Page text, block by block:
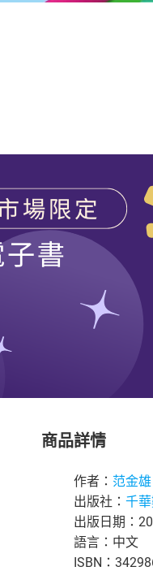
商品詳情
作者： 范金雄
出版社： 千
出版日期：
語言：中文
ISBN：